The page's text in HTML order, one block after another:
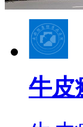
牛皮